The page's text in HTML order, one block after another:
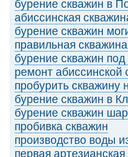
бурение скважин в
абиссинская
бурение скважин
правильная
бурение скважин под
ремонт абиссинской
пробурить скважину
бурение скважин в
бурение скважин
пробивка скважин
производство воды
первая